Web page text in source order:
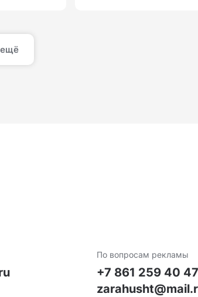
ещё
По вопросам рекламы
+7 861 259 40 47